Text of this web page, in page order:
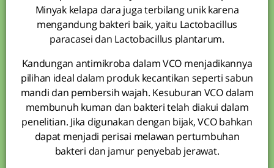
Minyak kelapa dara juga terbilang unik karena
mengandung bakteri baik, yaitu Lactobacillus
paracasei dan Lactobacillus plantarum.
Kandungan antimikroba dalam VCO menjadikannya
pilihan ideal dalam produk kecantikan seperti sabun
mandi dan pembersih wajah. Kesuburan VCO dalam
membunuh kuman dan bakteri telah diakui dalam
penelitian. Jika digunakan dengan bijak, VCO bahkan
dapat menjadi perisai melawan pertumbuhan
bakteri dan jamur penyebab jerawat.